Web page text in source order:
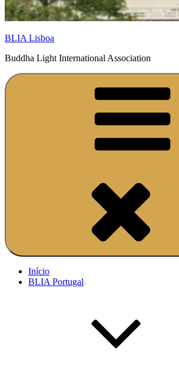
BLIA Lisboa
Buddha Light International Association
Início
BLIA Portugal